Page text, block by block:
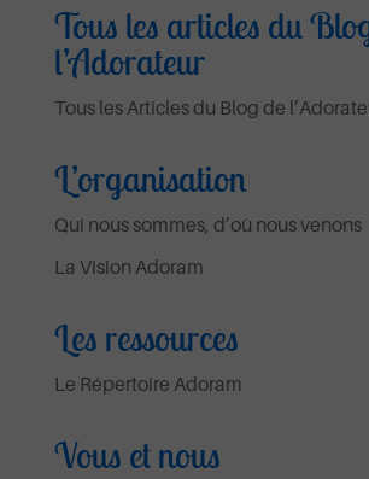
Tous les articles du
l’Adorateur
Tous les Articles du Blog de
L’organisation
Qui nous sommes, d’où nous venons
La Vision Adoram
Les ressources
Le Répertoire Adoram
Vous et nous